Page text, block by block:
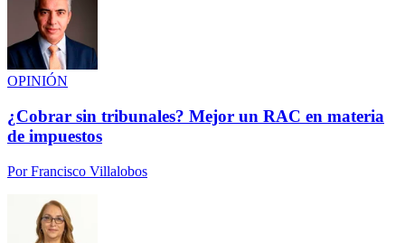
OPINIÓN
¿Cobrar sin tribunales? Mejor un RAC en materia
de impuestos
PorFrancisco Villalobos